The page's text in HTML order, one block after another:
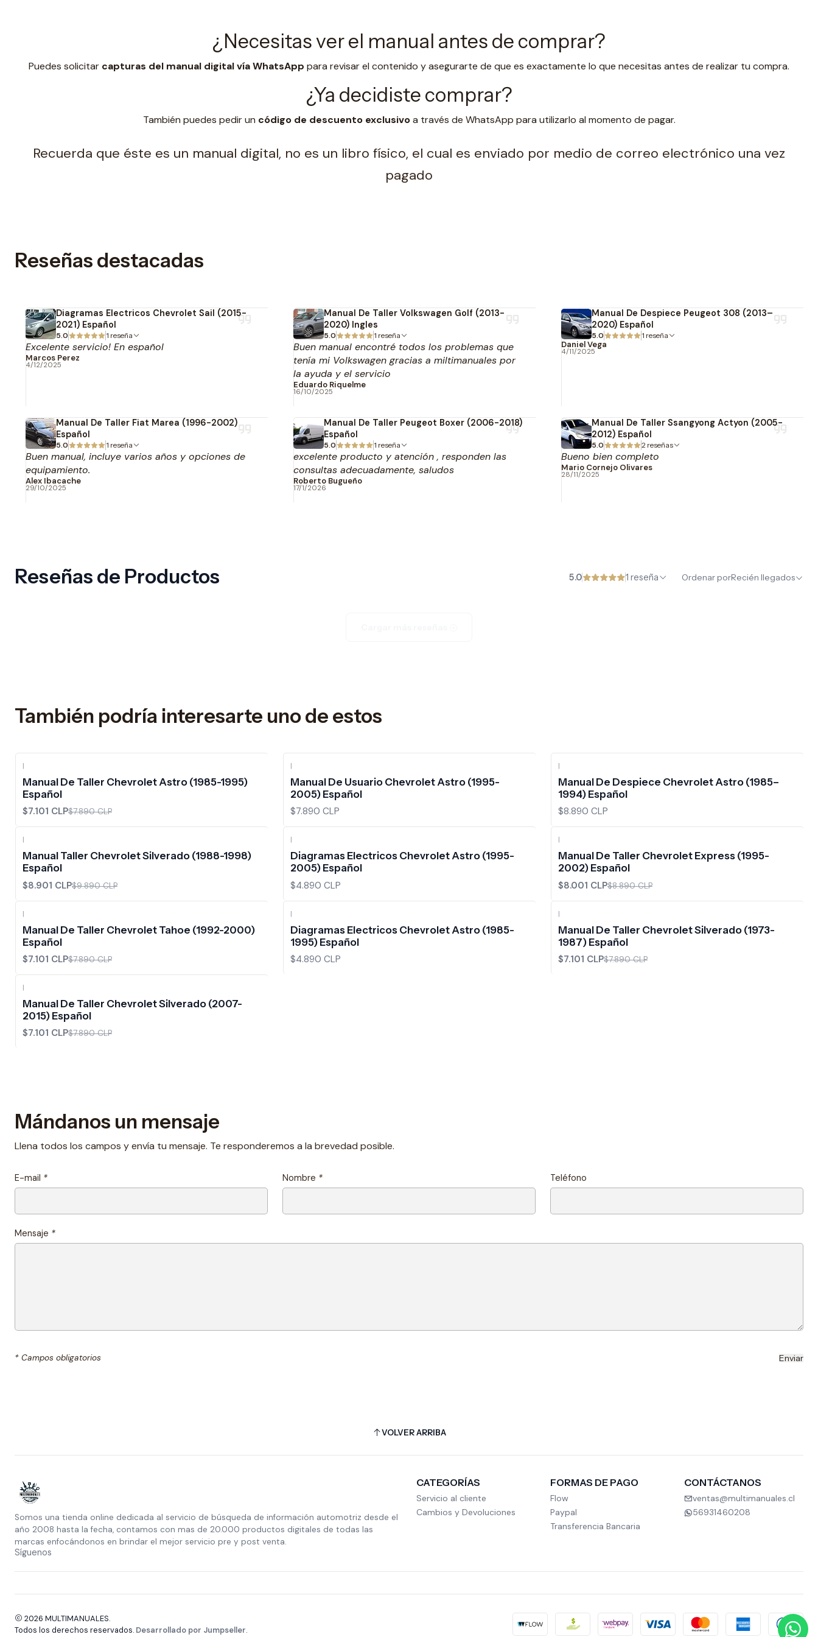
¿Necesitas ver el manual antes de comprar?
Puedes solicitar capturas del manual digital vía WhatsApp para revisar el contenido y asegurarte de que es exactamente lo que necesitas antes de realizar tu compra.
¿Ya decidiste comprar?
También puedes pedir un código de descuento exclusivoa través de WhatsApp para utilizarlo al momento de pagar.
Recuerda que éste es un manual digital, no es un libro físico, el cual es enviado por medio de correo electrónico una vez
pagado
Reseñas destacadas
Diagramas Electricos Chevrolet Sail (2015-
2021) Español
5.0 1 reseña
Excelente servicio! En español
Marcos Perez
4/12/2025
Manual De Taller Volkswagen Golf (2013-
2020) Ingles
5.0 1 reseña
Buen manual encontré todos los problemas que
tenía mi Volkswagen gracias a miltimanuales por
la ayuda y el servicio
Eduardo Riquelme
16/10/2025
Manual De Despiece Peugeot 308 (2013–
2020) Español
5.0 1 reseña
Daniel Vega
4/11/2025
Manual De Taller Fiat Marea (1996-2002)
Español
5.0 1 reseña
Buen manual, incluye varios años y opciones de
equipamiento.
Alex Ibacache
29/10/2025
Manual De Taller Peugeot Boxer (2006-2018)
Español
5.0 1 reseña
excelente producto y atención , responden las
consultas adecuadamente, saludos
Roberto Bugueño
17/1/2026
Manual De Taller Ssangyong Actyon (2005-
2012) Español
5.0 2 reseñas
Bueno bien completo
Mario Cornejo Olivares
28/11/2025
Reseñas de Productos 5.0 1 reseña Ordenar porRecién llegados
También podría interesarte uno de estos
|
Manual De Taller Chevrolet Astro (1985-1995)
Español
$7.101 CLP$7.890 CLP
|
Manual De Usuario Chevrolet Astro (1995-
2005) Español
$7.890 CLP
|
Manual De Despiece Chevrolet Astro (1985–
1994) Español
$8.890 CLP
|
Manual Taller Chevrolet Silverado (1988-1998)
Español
$8.901 CLP$9.890 CLP
|
Diagramas Electricos Chevrolet Astro (1995-
2005) Español
$4.890 CLP
|
Manual De Taller Chevrolet Express (1995-
2002) Español
$8.001 CLP$8.890 CLP
|
Manual De Taller Chevrolet Tahoe (1992-2000)
Español
$7.101 CLP$7.890 CLP
|
Diagramas Electricos Chevrolet Astro (1985-
1995) Español
$4.890 CLP
|
Manual De Taller Chevrolet Silverado (1973-
1987) Español
$7.101 CLP$7.890 CLP
|
Manual De Taller Chevrolet Silverado (2007-
2015) Español
$7.101 CLP$7.890 CLP
Mándanos un mensaje
Llena todos los campos y envía tu mensaje. Te responderemos a la brevedad posible.
E-mail * Nombre * Teléfono
Mensaje *
* Campos obligatorios
VOLVER ARRIBA
Somos una tienda online dedicada al servicio de búsqueda de información automotriz desde el
año 2008 hasta la fecha, contamos con mas de 20.000 productos digitales de todas las
marcas enfocándonos en brindar el mejor servicio pre y post venta.
Síguenos
CATEGORÍAS
Servicio al cliente
Cambios y Devoluciones
FORMAS DE PAGO
Flow
Paypal
Transferencia Bancaria
CONTÁCTANOS
ventas@multimanuales.cl
56931460208
2026 MULTIMANUALES.
Todos los derechos reservados. Desarrollado por Jumpseller.